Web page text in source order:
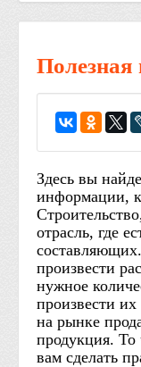
Здесь вы
информации,
отрасль, где
произвести
нужное
произвести
на рынке
продукция. То
вам сделать